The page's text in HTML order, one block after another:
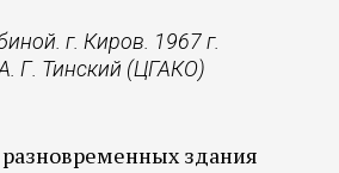
г. Киров. 1967 г.
Г. Тинский (ЦГАКО)
разновременных здания